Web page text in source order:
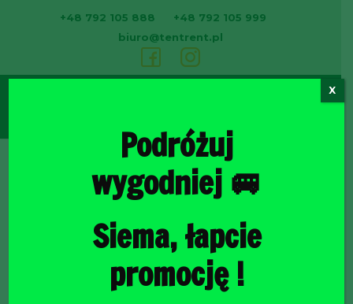
+48 792 105 888
+48 792 105 999
biuro@tentrent.pl
Podróżuj
wygodniej 🚐
Siema, łapcie
promocję !
X